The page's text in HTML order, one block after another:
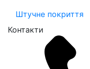
Штучне покриття
Контакти